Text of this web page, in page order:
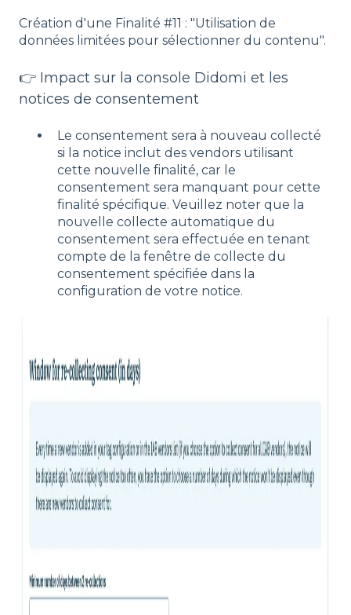
Création d'une Finalité #11 : "Utilisation de
données limitées pour sélectionner du contenu".
👉 Impact sur la console Didomi et les
notices de consentement
Le consentement sera à nouveau collecté
si la notice inclut des vendors utilisant
cette nouvelle finalité, car le
consentement sera manquant pour cette
finalité spécifique. Veuillez noter que la
nouvelle collecte automatique du
consentement sera effectuée en tenant
compte de la fenêtre de collecte du
consentement spécifiée dans la
configuration de votre notice.